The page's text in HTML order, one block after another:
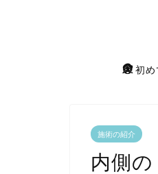
初
施術の紹介
内側